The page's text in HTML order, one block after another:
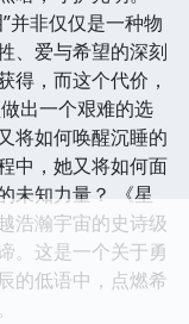
并非仅仅是一种物
、爱与希望的深刻
得，而这个代价，
出一个艰难的选
将如何唤醒沉睡的
中，她又将如何面
未知力量？ 《星
浩瀚宇宙的史诗级
。这是一个关于勇
的低语中，点燃希